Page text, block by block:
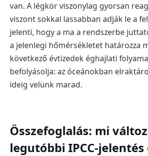
van. A légkör viszonylag gyorsan
viszont sokkal lassabban adják le a
jelenti, hogy a ma a rendszerbe
a jelenlegi hőmérsékletet határozza
következő évtizedek éghajlati
befolyásolja: az óceánokban
ideig velünk marad.
Összefoglalás: mi
legutóbbi IPCC-jelentés